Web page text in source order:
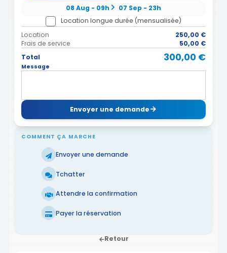
08 Aug - 09h
07 Sep - 23h
Location longue durée (mensualisée)
Location
250,00 €
Frais de service
50,00 €
Total
300,00 €
Message
Envoyer une demande
COMMENT ÇA MARCHE
Envoyer une demande
Tchatter
Attendre la confirmation
Payer la réservation
Retour